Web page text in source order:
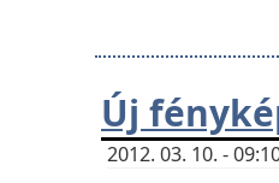
Új
2012. 03. 10. -